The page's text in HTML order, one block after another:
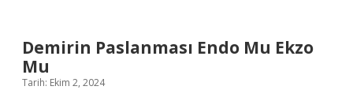
Demirin Paslanması Endo Mu Ekzo
Mu
Tarih: Ekim 2, 2024